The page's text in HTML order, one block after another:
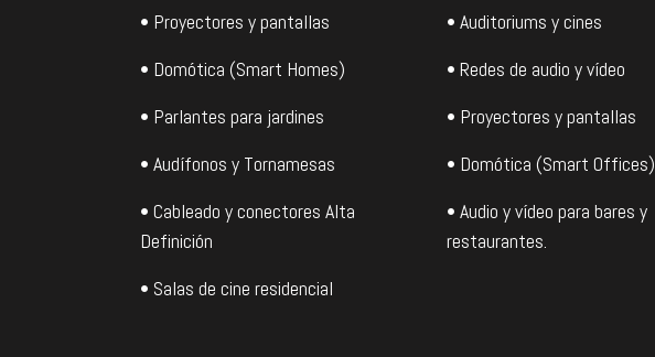
• Proyectores y pantallas
• Domótica (Smart Homes)
• Parlantes para jardines
• Audífonos y Tornamesas
• Cableado y conectores Alta
Definición
• Salas de cine residencial
• Auditoriums y cines
• Redes de audio y vídeo
• Proyectores y pantallas
• Domótica (Smart Offices)
• Audio y vídeo para bares y
restaurantes.